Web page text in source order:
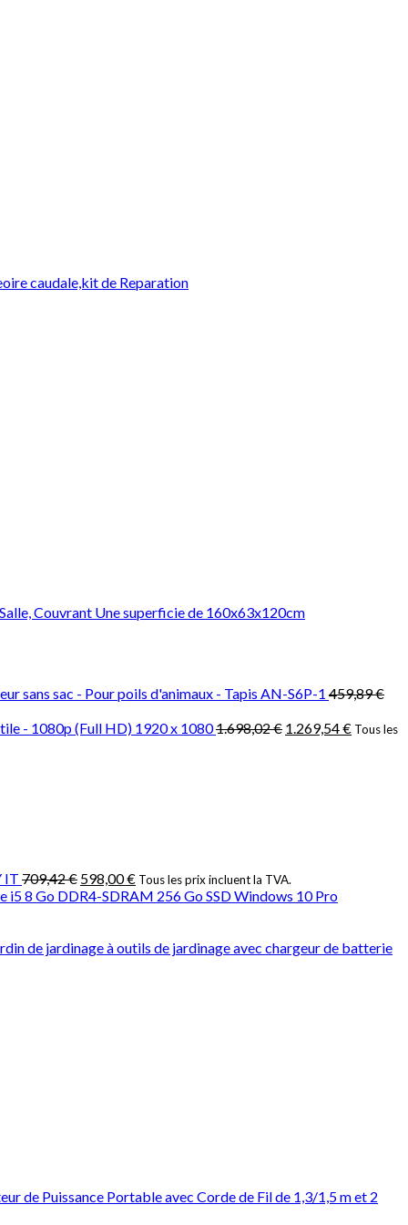
caudale,kit de Reparation
Couvrant Une superficie de 160x63x120cm
sans sac - Pour poils d'animaux - Tapis AN-S6P-1 459,89€
- 1080p (Full HD) 1920 x 10801.698,02€ 1.269,54€ Tous les
IT 709,42€ 598,00€ Tous les prix incluent la TVA.
8 Go DDR4-SDRAM 256 Go SSD Windows 10 Pro
de jardinage à outils de jardinage avec chargeur de batterie
de Puissance Portable avec Corde de Fil de 1,3/1,5 m et 2